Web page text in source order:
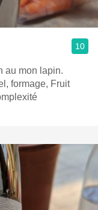
10
au mon lapin.
formage, Fruit
Belle complexité